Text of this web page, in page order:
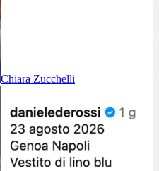
Chiara Zucchelli